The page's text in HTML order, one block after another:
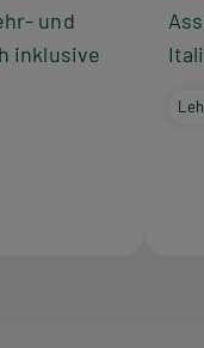
und
inklusive